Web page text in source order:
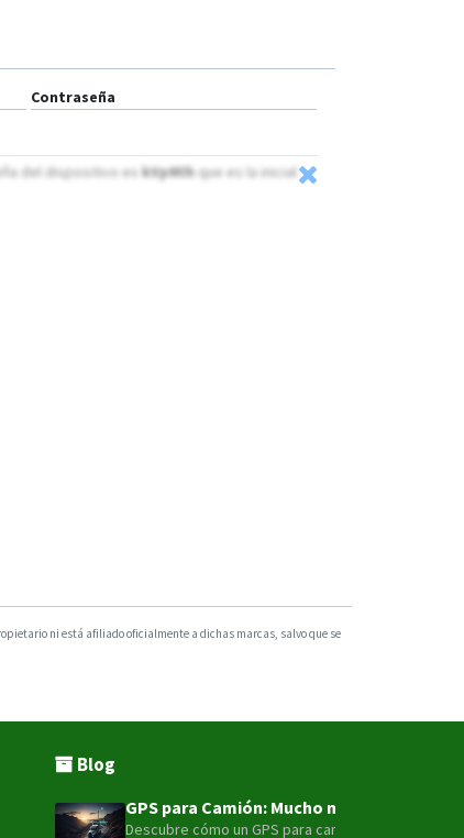
PT30
TK103R
Contraseña
del dispositivo eskVpMIhque es la inicial
ni está afiliado oficialmente a dichas marcas, salvo que se
Blog
GPS para Camión: Mucho más que un
Descubre cómo un GPS para camión con